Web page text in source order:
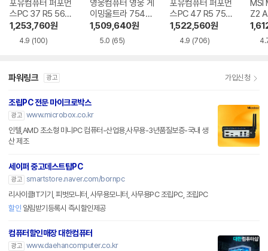
포유컴퓨터 퍼포먼
스PC 37 R5 5600
RTX5060
1,253,760원
4.9 (100)
영웅컴퓨터 영웅 게
이밍울트라 7546
GT R5 7500F RT
X5060Ti
1,509,640원
5.0 (65)
포유컴퓨터 퍼포먼
스PC 47 R5 7500
F RTX5060Ti
1,522,560원
4.9 (706)
MSI
Z2
R5-
파워링크 광고 가입신청
조립PC 전문 마이크로박스
광고 www.microbox.co.kr
인텔,AMD 초소형 미니PC 컴퓨터-산업용,사무용-3년품질보증-국내 생
산 제조
세이퍼 중고데스트탑PC
광고 smartstore.naver.com/bornpc
리사이클IT기기, 피벗모니터, 사무용모니터, 사무용PC 조립PC, 조립PC
할인 알림받기등록시 즉시할인제공
컴퓨터할인매장 대한컴퓨터
광고 www.daehancomputer.co.kr